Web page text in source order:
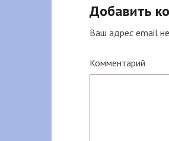
Добавить
Ваш адрес email
Комментарий